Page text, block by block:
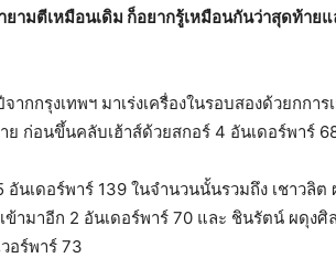
ามตีเหมือนเดิม ก็อยากรู้เหมือนกันว่าสุดท้ายแ
กรุงเทพฯ มาเร่งเครื่องในรอบสองด้วยกการ
ย ก่อนขึ้นคลับเฮ้าส์ด้วยสกอร์ 4 อันเดอร์พาร์
นเดอร์พาร์ 139 ในจำนวนนั้นรวมถึง เชาวลิต
ามาอีก 2 อันเดอร์พาร์ 70 และ ชินรัตน์ ผดุงศิ
อร์พาร์ 73